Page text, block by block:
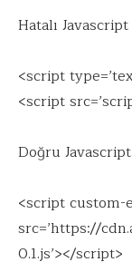
Hatalı
<script
<script
Doğru
<script custom-
src=’https://
0.1.js’></script>